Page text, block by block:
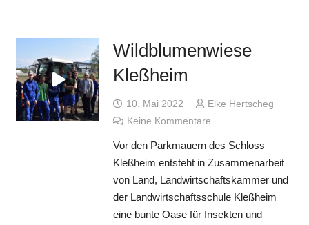
Wildblumenwiese
Kleßheim
10. Mai 2022
Elke Hertscheg
Keine Kommentare
Vor den Parkmauern des Schloss
Kleßheim entsteht in Zusammenarbeit
von Land, Landwirtschaftskammer und
der Landwirtschaftsschule Kleßheim
eine bunte Oase für Insekten und